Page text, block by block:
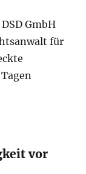
GmbH
für
vor